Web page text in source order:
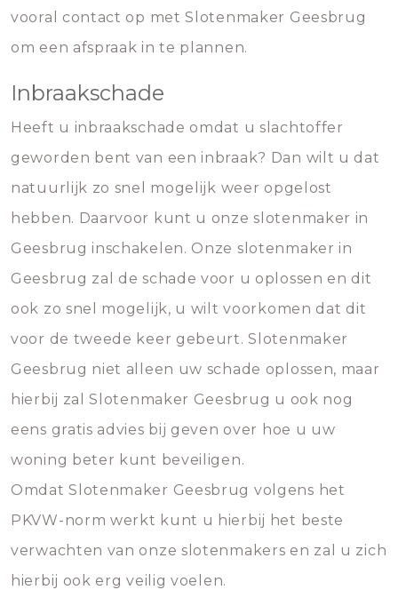
vooral contact op met Slotenmaker Geesbrug
om een afspraak in te plannen.
Inbraakschade
Heeft u inbraakschade omdat u slachtoffer
geworden bent van een inbraak? Dan wilt u dat
natuurlijk zo snel mogelijk weer opgelost
hebben. Daarvoor kunt u onze slotenmaker in
Geesbrug inschakelen. Onze slotenmaker in
Geesbrug zal de schade voor u oplossen en dit
ook zo snel mogelijk, u wilt voorkomen dat dit
voor de tweede keer gebeurt. Slotenmaker
Geesbrug niet alleen uw schade oplossen, maar
hierbij zal Slotenmaker Geesbrug u ook nog
eens gratis advies bij geven over hoe u uw
woning beter kunt beveiligen.
Omdat Slotenmaker Geesbrug volgens het
PKVW-norm werkt kunt u hierbij het beste
verwachten van onze slotenmakers en zal u zich
hierbij ook erg veilig voelen.